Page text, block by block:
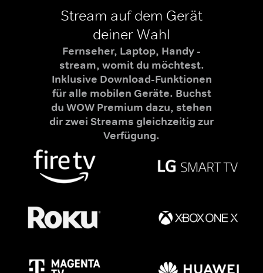
Stream auf dem Gerät
deiner Wahl
Fernseher, Laptop, Handy -
stream, womit du möchtest.
Inklusive Download-Funktionen
für alle mobilen Geräte. Buchst
du WOW Premium dazu, stehen
dir zwei Streams gleichzeitig zur
Verfügung.